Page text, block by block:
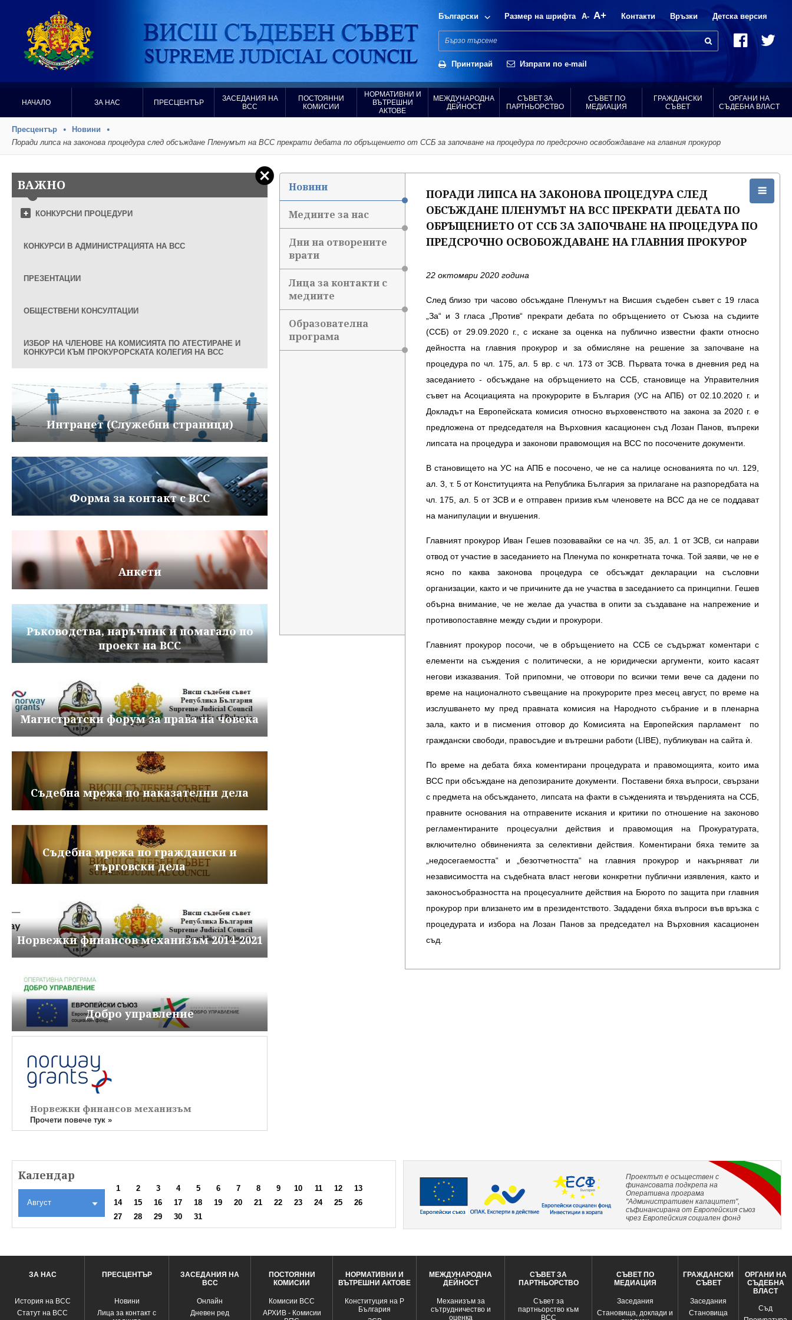
Български Размер на шрифта A- A+ Контакти Връзки Детска версия
Принтирай Изпрати по e-mail
НАЧАЛО ЗА НАС ПРЕСЦЕНТЪР
ЗАСЕДАНИЯ НА
ВСС
ПОСТОЯННИ
КОМИСИИ
НОРМАТИВНИ И
ВЪТРЕШНИ
АКТОВЕ
МЕЖДУНАРОДНА
ДЕЙНОСТ
СЪВЕТ ЗА
ПАРТНЬОРСТВО
СЪВЕТ ПО
МЕДИАЦИЯ
ГРАЖДАНСКИ
СЪВЕТ
ОРГАНИ НА
СЪДЕБНА ВЛАСТ
Пресцентър
Новини
Поради липса на законова процедура след обсъждане Пленумът на ВСС прекрати дебата по обръщението от ССБ за започване на процедура по предсрочно освобождаване на главния прокурор
ВАЖНО
КОНКУРСНИ ПРОЦЕДУРИ
КОНКУРСИ В АДМИНИСТРАЦИЯТА НА ВСС
ПРЕЗЕНТАЦИИ
ОБЩЕСТВЕНИ КОНСУЛТАЦИИ
ИЗБОР НА ЧЛЕНОВЕ НА КОМИСИЯТА ПО АТЕСТИРАНЕ И
КОНКУРСИ КЪМ ПРОКУРОРСКАТА КОЛЕГИЯ НА ВСС
Интранет (Служебни страници)
Форма за контакт с ВСС
Анкети
Ръководства, наръчник и помагало по
проект на ВСС
Магистратски форум за права на човека
Съдебна мрежа по наказателни дела
Съдебна мрежа по граждански и
търговски дела
Норвежки финансов механизъм 2014-2021
Добро управление
Норвежки финансов механизъм
Прочети повече тук »
Новини
Медиите за нас
Дни на отворените
врати
Лица за контакти с
медиите
Образователна
програма
ПОРАДИ ЛИПСА НА ЗАКОНОВА ПРОЦЕДУРА СЛЕД
ОБСЪЖДАНЕ ПЛЕНУМЪТ НА ВСС ПРЕКРАТИ ДЕБАТА ПО
ОБРЪЩЕНИЕТО ОТ ССБ ЗА ЗАПОЧВАНЕ НА ПРОЦЕДУРА ПО
ПРЕДСРОЧНО ОСВОБОЖДАВАНЕ НА ГЛАВНИЯ ПРОКУРОР
22 октомври 2020 година
След близо три часово обсъждане Пленумът на Висшия съдебен съвет с 19 гласа
„За“ и 3 гласа „Против“ прекрати дебата по обръщението от Съюза на съдиите
(ССБ) от 29.09.2020 г., с искане за оценка на публично известни факти относно
дейността на главния прокурор и за обмисляне на решение за започване на
процедура по чл. 175, ал. 5 вр. с чл. 173 от ЗСВ. Първата точка в дневния ред на
заседанието - обсъждане на обръщението на ССБ, становище на Управителния
съвет на Асоциацията на прокурорите в България (УС на АПБ) от 02.10.2020 г. и
Докладът на Европейската комисия относно върховенството на закона за 2020 г. е
предложена от председателя на Върховния касационен съд Лозан Панов, въпреки
липсата на процедура и законови правомощия на ВСС по посочените документи.
В становището на УС на АПБ е посочено, че не са налице основанията по чл. 129,
ал. 3, т. 5 от Конституцията на Република България за прилагане на разпоредбата на
чл. 175, ал. 5 от ЗСВ и е отправен призив към членовете на ВСС да не се поддават
на манипулации и внушения.
Главният прокурор Иван Гешев позовавайки се на чл. 35, ал. 1 от ЗСВ, си направи
отвод от участие в заседанието на Пленума по конкретната точка. Той заяви, че не е
ясно по каква законова процедура се обсъждат декларации на съсловни
организации, както и че причините да не участва в заседанието са принципни. Гешев
обърна внимание, че не желае да участва в опити за създаване на напрежение и
противопоставяне между съдии и прокурори.
Главният прокурор посочи, че в обръщението на ССБ се съдържат коментари с
елементи на съждения с политически, а не юридически аргументи, които касаят
негови изказвания. Той припомни, че отговори по всички теми вече са дадени по
време на националното съвещание на прокурорите през месец август, по време на
изслушването му пред правната комисия на Народното събрание и в пленарна
зала, както и в писмения отговор до Комисията на Европейския парламент по
граждански свободи, правосъдие и вътрешни работи (LIBE), публикуван на сайта ѝ.
По време на дебата бяха коментирани процедурата и правомощията, които има
ВСС при обсъждане на депозираните документи. Поставени бяха въпроси, свързани
с предмета на обсъждането, липсата на факти в съжденията и твърденията на ССБ,
правните основания на отправените искания и критики по отношение на законово
регламентираните процесуални действия и правомощия на Прокуратурата,
включително обвиненията за селективни действия. Коментирани бяха темите за
„недосегаемостта“ и „безотчетността“ на главния прокурор и накърняват ли
независимостта на съдебната власт негови конкретни публични изявления, както и
законосъобразността на процесуалните действия на Бюрото по защита при главния
прокурор при влизането им в президентството. Зададени бяха въпроси във връзка с
процедурата и избора на Лозан Панов за председател на Върховния касационен
съд.
Календар
Август
1 2 3 4 5 6 7 8 9 10 11 12
13
14
15 16 17 18 19 20 21 22 23 24 25
26
27
28 29 30 31
Проектът е осъществен с
финансовата подкрепа на
Оперативна програма
"Административен капацитет",
съфинансирана от Европейския съюз
чрез Европейския социален фонд
ЗА НАС
История на ВСС
Статут на ВСС
ПРЕСЦЕНТЪР
Новини
Лица за контакт с
ЗАСЕДАНИЯ НА
ВСС
Oнлайн
Дневен ред
ПОСТОЯННИ
КОМИСИИ
Комисии ВСС
АРХИВ - Комисии
НОРМАТИВНИ И
ВЪТРЕШНИ АКТОВЕ
Конституция на Р
България
МЕЖДУНАРОДНА
ДЕЙНОСТ
Механизъм за
сътрудничество и
оценка
СЪВЕТ ЗА
ПАРТНЬОРСТВО
Съвет за
партньорство към
ВСС
СЪВЕТ ПО
МЕДИАЦИЯ
Заседания
Становища, доклади и
ГРАЖДАНСКИ
СЪВЕТ
Заседания
Становища
ОРГАНИ НА
СЪДЕБНА
ВЛАСТ
Съд